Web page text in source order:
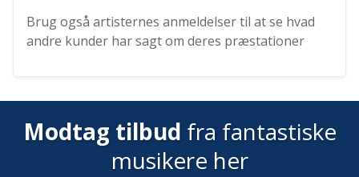
Brug også artisternes anmeldelser til at se hvad
andre kunder har sagt om deres præstationer
Modtag tilbud fra fantastiske
musikere her